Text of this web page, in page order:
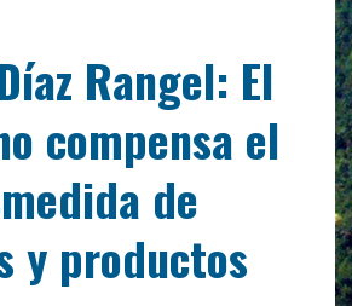
Rangel: El
compensa el
de
y productos